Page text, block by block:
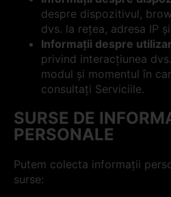
despre dispozitivul,
dvs. la rețea, adresa IP
Informații despre
privind interacțiunea
modul și momentul în
consultați Serviciile.
SURSE DE
PERSONALE
Putem colecta informații
surse: